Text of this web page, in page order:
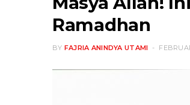
Ramadhan
BY FAJRIA ANINDYA UTAMI